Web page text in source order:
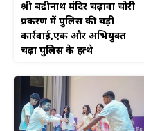
श्री बद्रीनाथ मंदिर चढ़ावा चोरी
प्रकरण में पुलिस की बड़ी
कार्रवाई,एक और अभियुक्त
चढ़ा पुलिस के हत्थे